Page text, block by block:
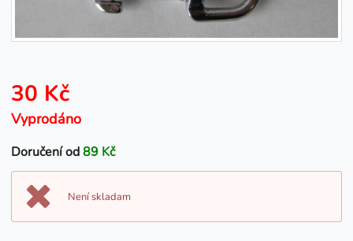
30 Kč
Vyprodáno
Doručení od89 Kč
Není skladam